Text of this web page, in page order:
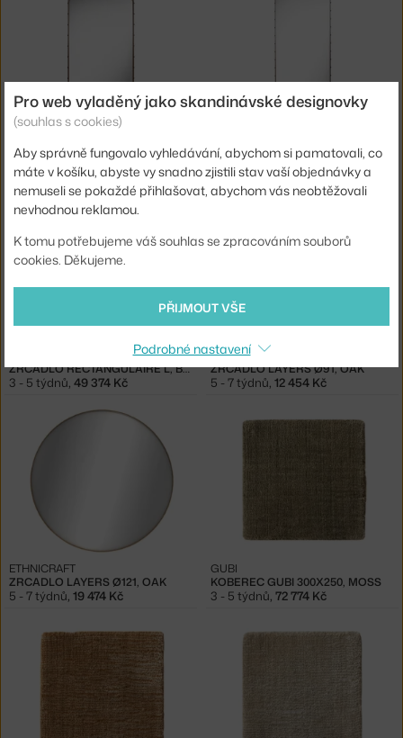
ZRCADLO RECTANGULAIRE M, TAN
3 - 5 týdnů,36 374 Kč 3 - 5 týdnů,49 374 Kč
ZRCADLO RECTANGULAIRE L, BLACK
3 - 5 týdnů, 49 374 Kč
ZRCADLO LAYERS Ø91, OAK
ETHNICRAFT
5 - 7 týdnů, 12 454 Kč
ZRCADLO LAYERS Ø121, OAK
ETHNICRAFT
5 - 7 týdnů, 19 474 Kč
KOBEREC GUBI 300X250, MOSS
GUBI
3 - 5 týdnů, 72 774 Kč
Pro web vyladěný jako skandinávské designovky
(souhlas s cookies)
Aby správně fungovalo vyhledávání, abychom si pamatovali, co
máte v košíku, abyste vy snadno zjistili stav vaší objednávky a
nemuseli se pokaždé přihlašovat, abychom vás neobtěžovali
nevhodnou reklamou.
K tomu potřebujeme váš souhlas se zpracováním souborů
cookies. Děkujeme.
PŘIJMOUT VŠE
Podrobné nastavení